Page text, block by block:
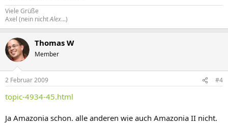
Viele Grüße
Axel (nein nichtAlex...)
Thomas W
Member
2 Februar 2009 #4
topic-4934-45.html
Ja Amazonia schon. alle anderen wie auch Amazonia II nicht.